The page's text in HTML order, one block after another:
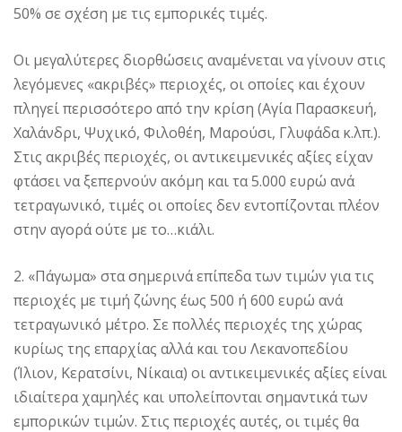
50% σε σχέση με τις εμπορικές τιμές.
Oι μεγαλύτερες διορθώσεις αναμένεται να γίνουν στις
λεγόμενες «ακριβές» περιοχές, οι οποίες και έχουν
πληγεί περισσότερο από την κρίση (Aγία Παρασκευή,
Xαλάνδρι, Ψυχικό, Φιλοθέη, Mαρούσι, Γλυφάδα κ.λπ.).
Στις ακριβές περιοχές, οι αντικειμενικές αξίες είχαν
φτάσει να ξεπερνούν ακόμη και τα 5.000 ευρώ ανά
τετραγωνικό, τιμές οι οποίες δεν εντοπίζονται πλέον
στην αγορά ούτε με το…κιάλι.
2. «Πάγωμα» στα σημερινά επίπεδα των τιμών για τις
περιοχές με τιμή ζώνης έως 500 ή 600 ευρώ ανά
τετραγωνικό μέτρο. Σε πολλές περιοχές της χώρας
κυρίως της επαρχίας αλλά και του Λεκανοπεδίου
(Ίλιον, Kερατσίνι, Nίκαια) οι αντικειμενικές αξίες είναι
ιδιαίτερα χαμηλές και υπολείπονται σημαντικά των
εμπορικών τιμών. Στις περιοχές αυτές, οι τιμές θα